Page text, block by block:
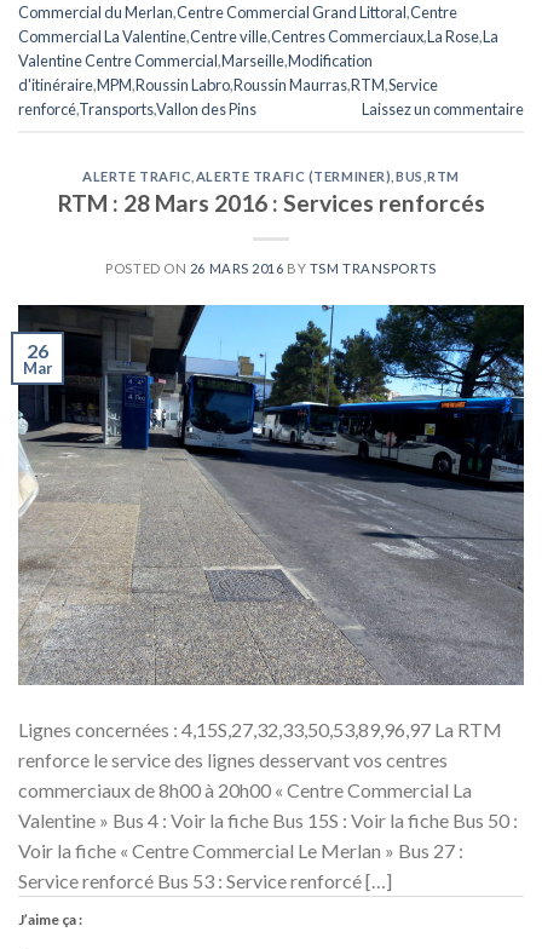
Commercial du Merlan,Centre Commercial Grand Littoral,Centre
Commercial La Valentine,Centre ville,Centres Commerciaux,La Rose,La
Valentine Centre Commercial,Marseille,Modification
d'itinéraire,MPM,Roussin Labro,Roussin Maurras,RTM,Service
renforcé,Transports,Vallon des Pins Laissez un commentaire
ALERTE TRAFIC ALERTE TRAFIC (TERMINER) BUS ,RTM
RTM : 28 Mars 2016 : Services renforcés
POSTED ON 26 MARS 2016 BY TSM TRANSPORTS
26
Mar
Lignes concernées : 4,15S,27,32,33,50,53,89,96,97 La RTM
renforce le service des lignes desservant vos centres
commerciaux de 8h00 à 20h00 « Centre Commercial La
Valentine » Bus 4 : Voir la fiche Bus 15S : Voir la fiche Bus 50 :
Voir la fiche « Centre Commercial Le Merlan » Bus 27 :
Service renforcé Bus 53 : Service renforcé […]
J’aime ça :